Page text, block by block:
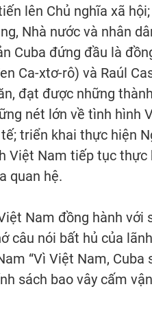
lên Chủ nghĩa xã
Nhà nước và nhân
Cuba đứng đầu là
Ca-xtơ-rô) và Raúl
đạt được những
nét lớn về tình hình
triển khai thực hiện
Việt Nam tiếp tục
quan hệ.
Nam đồng hành với
câu nói bất hủ của
“Vì Việt Nam, Cuba
sách bao vây cấm